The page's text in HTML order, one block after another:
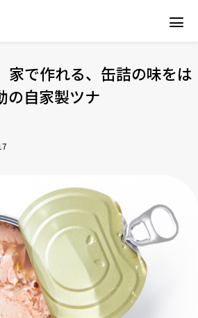
家で作れる、缶詰の味をは
の自家製ツナ